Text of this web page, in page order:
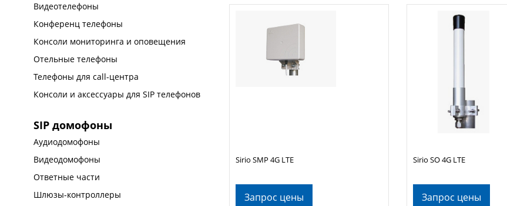
Видеотелефоны
Конференц телефоны
Консоли мониторинга и оповещения
Отельные телефоны
Телефоны для call-центра
Консоли и аксессуары для SIP телефонов
SIP домофоны
Аудиодомофоны
Видеодомофоны
Ответные части
Шлюзы-контроллеры
Запрос цены
Sirio SMP 4G LTE
Запрос цены
Sirio SO 4G LTE